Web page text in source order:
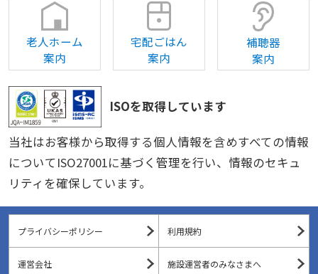
老人ホーム
案内
宅配ごはん
案内
補聴器
案内
ISOを取得しています
当社はお客様から取得する個人情報を含めすべての情報
についてISO27001に基づく管理を行い、情報のセキュ
リティを確保しています。
プライバシーポリシー 利用規約
運営会社 施設運営者のみなさまへ